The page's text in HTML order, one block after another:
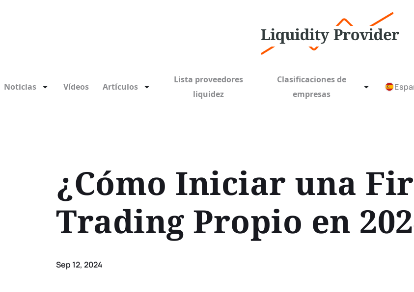
Noticias Vídeos Artículos
Lista proveedores
liquidez
Clasificaciones de
empresas
¿Cómo Iniciar una
Trading Propio en
Sep 12, 2024